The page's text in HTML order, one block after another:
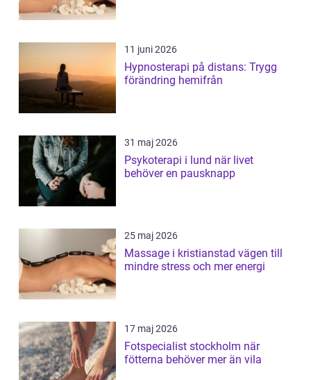
11 juni 2026
Hypnosterapi på distans: Trygg
förändring hemifrån
31 maj 2026
Psykoterapi i lund när livet
behöver en pausknapp
25 maj 2026
Massage i kristianstad vägen till
mindre stress och mer energi
17 maj 2026
Fotspecialist stockholm när
fötterna behöver mer än vila